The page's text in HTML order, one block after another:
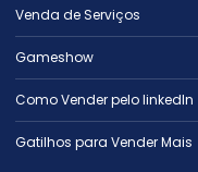
Venda de Serviços
Gameshow
Como Vender pelo linkedIn
Gatilhos para Vender Mais